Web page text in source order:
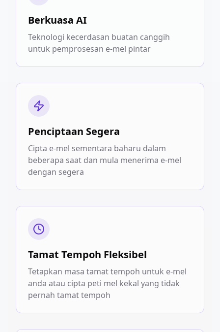
Berkuasa AI
Teknologi kecerdasan buatan canggih
untuk pemprosesan e-mel pintar
Penciptaan Segera
Cipta e-mel sementara baharu dalam
beberapa saat dan mula menerima e-mel
dengan segera
Tamat Tempoh Fleksibel
Tetapkan masa tamat tempoh untuk e-mel
anda atau cipta peti mel kekal yang tidak
pernah tamat tempoh